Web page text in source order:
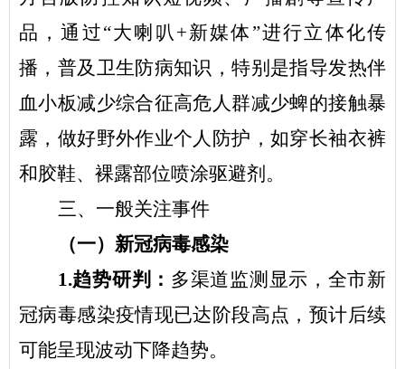
品，通过“大喇叭 +新媒体”进行立体化传
播，普及卫生防病知识，特别是指导发热伴
血小板减少综合征高危人群减少蜱的接触暴
露，做好野外作业个人防护，如穿长袖衣裤
和胶鞋、裸露部位喷涂驱避剂。
三、 一般关注事件
（一）新冠病毒感染
1.趋势研判： 多渠道监测显示，全市新
冠病毒感染疫情现已达阶段高点，预计后续
可能呈现波动下降趋势。